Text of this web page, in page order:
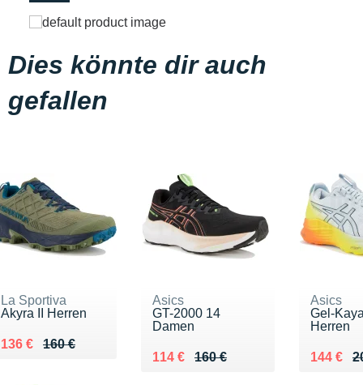
Dies könnte dir auch
gefallen
La Sportiva
Akyra II Herren
160 €
Au lieu de 160 €
136 €
Vendu 136 €
Asics
GT-2000 14
Damen
160 €
Au lieu de 160 €
114 €
Vendu 114 €
Asics
Gel-
Herren
Au lieu
144 €
Vendu